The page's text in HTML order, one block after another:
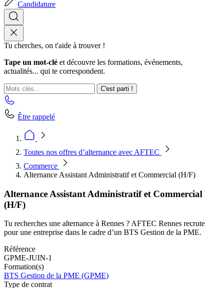
Candidature
Tu cherches, on t'aide à trouver !
Tape un mot-clé et découvre les formations, événements,
actualités... qui te correspondent.
C'est parti !
Être rappelé
Toutes nos offres d’alternance avec AFTEC
Commerce
Alternance Assistant Administratif et Commercial (H/F)
Alternance Assistant Administratif et Commercial
(H/F)
Tu recherches une alternance à Rennes ? AFTEC Rennes recrute
pour une entreprise dans le cadre d’un BTS Gestion de la PME.
Référence
GPME-JUIN-1
Formation(s)
BTS Gestion de la PME (GPME)
Type de contrat